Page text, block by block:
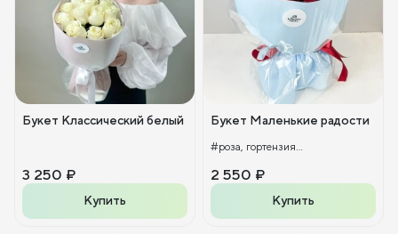
Букет Классический белый
3 250 ₽
Купить
Букет Маленькие радости
#роза, гортензия...
2 550 ₽
Купить